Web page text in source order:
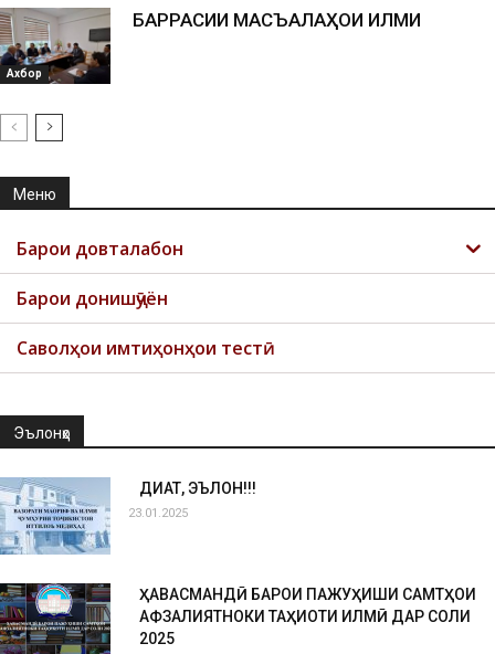
Ахбор
БАРРАСИИ МАСЪАЛАҲОИ ИЛМИ
Меню
Барои довталабон
Барои донишҷӯён
Саволҳои имтиҳонҳои тестӣ
Эълонҳо
ДИҚҚАТ, ЭЪЛОН!!!
23.01.2025
ҲАВАСМАНДӢ БАРОИ ПАЖУҲИШИ САМТҲОИ
АФЗАЛИЯТНОКИ ТАҲҚИҚОТИ ИЛМӢ ДАР СОЛИ
2025